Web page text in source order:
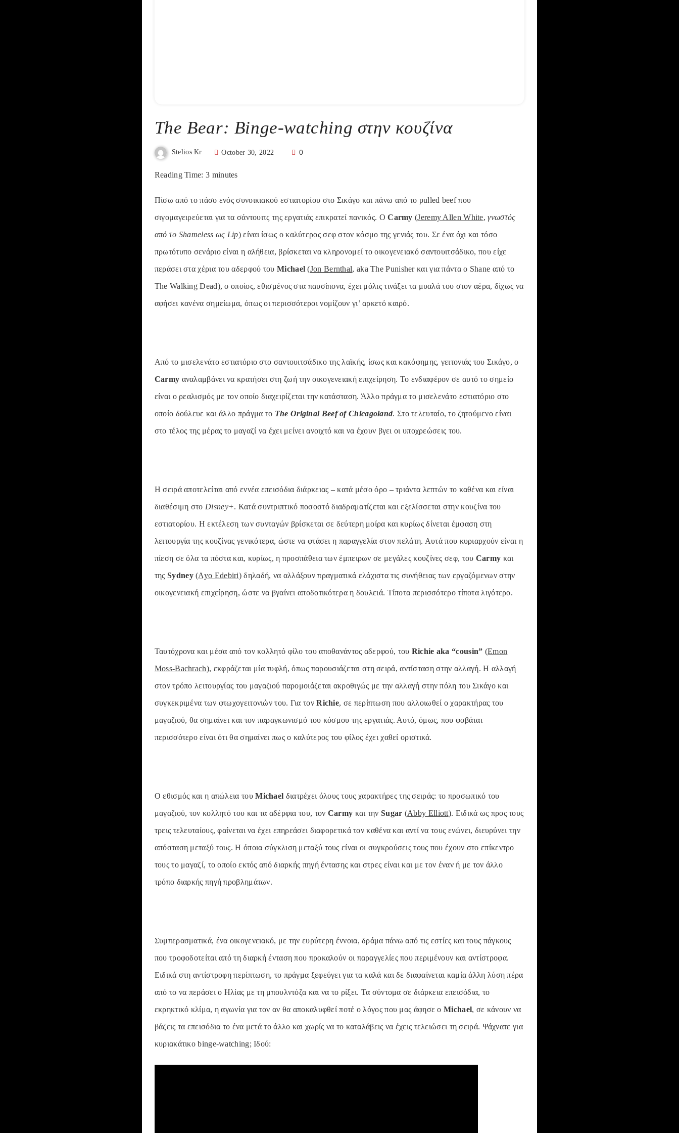
The Bear: Binge-watching στην κουζίνα
Stelios Kr October 30, 2022 0
Reading Time: 3 minutes
Πίσω από το πάσο ενός συνοικιακού εστιατορίου στο Σικάγο και πάνω από το pulled beef που
σιγομαγειρεύεται για τα σάντουιτς της εργατιάς επικρατεί πανικός. ΟCarmy (Jeremy Allen White,γνωστός
από το Shameless ως Lip) είναι ίσως ο καλύτερος σεφ στον κόσμο της γενιάς του. Σε ένα όχι και τόσο
πρωτότυπο σενάριο είναι η αλήθεια, βρίσκεται να κληρονομεί το οικογενειακό σαντουιτσάδικο, που είχε
περάσει στα χέρια του αδερφού του Michael (Jon Bernthal, aka The Punisher και για πάντα ο Shane από το
The Walking Dead), ο οποίος, εθισμένος στα παυσίπονα, έχει μόλις τινάξει τα μυαλά του στον αέρα, δίχως να
αφήσει κανένα σημείωμα, όπως οι περισσότεροι νομίζουν γι’ αρκετό καιρό.
Από το μισελενάτο εστιατόριο στο σαντουιτσάδικο της λαϊκής, ίσως και κακόφημης, γειτονιάς του Σικάγο, ο
Carmy αναλαμβάνει να κρατήσει στη ζωή την οικογενειακή επιχείρηση. Το ενδιαφέρον σε αυτό το σημείο
είναι ο ρεαλισμός με τον οποίο διαχειρίζεται την κατάσταση. Άλλο πράγμα το μισελενάτο εστιατόριο στο
οποίο δούλευε και άλλο πράγμα το The Original Beef of Chicagoland. Στο τελευταίο, το ζητούμενο είναι
στο τέλος της μέρας το μαγαζί να έχει μείνει ανοιχτό και να έχουν βγει οι υποχρεώσεις του.
Η σειρά αποτελείται από εννέα επεισόδια διάρκειας – κατά μέσο όρο – τριάντα λεπτών το καθένα και είναι
διαθέσιμη στο Disney+. Κατά συντριπτικό ποσοστό διαδραματίζεται και εξελίσσεται στην κουζίνα του
εστιατορίου. Η εκτέλεση των συνταγών βρίσκεται σε δεύτερη μοίρα και κυρίως δίνεται έμφαση στη
λειτουργία της κουζίνας γενικότερα, ώστε να φτάσει η παραγγελία στον πελάτη. Αυτά που κυριαρχούν είναι η
πίεση σε όλα τα πόστα και, κυρίως, η προσπάθεια των έμπειρων σε μεγάλες κουζίνες σεφ, του Carmy και
της Sydney(Ayo Edebiri) δηλαδή, να αλλάξουν πραγματικά ελάχιστα τις συνήθειας των εργαζόμενων στην
οικογενειακή επιχείρηση, ώστε να βγαίνει αποδοτικότερα η δουλειά. Τίποτα περισσότερο τίποτα λιγότερο.
Ταυτόχρονα και μέσα από τον κολλητό φίλο του αποθανάντος αδερφού, του Richie aka “cousin” (Emon
Moss-Bachrach), εκφράζεται μία τυφλή, όπως παρουσιάζεται στη σειρά, αντίσταση στην αλλαγή. Η αλλαγή
στον τρόπο λειτουργίας του μαγαζιού παρομοιάζεται ακροθιγώς με την αλλαγή στην πόλη του Σικάγο και
συγκεκριμένα των φτωχογειτονιών του. Για τονRichie, σε περίπτωση που αλλοιωθεί ο χαρακτήρας του
μαγαζιού, θα σημαίνει και τον παραγκωνισμό του κόσμου της εργατιάς. Αυτό, όμως, που φοβάται
περισσότερο είναι ότι θα σημαίνει πως ο καλύτερος του φίλος έχει χαθεί οριστικά.
Ο εθισμός και η απώλεια τουMichael διατρέχει όλους τους χαρακτήρες της σειράς: το προσωπικό του
μαγαζιού, τον κολλητό του και τα αδέρφια του, τον Carmy και την Sugar (Abby Elliott). Ειδικά ως προς τους
τρεις τελευταίους, φαίνεται να έχει επηρεάσει διαφορετικά τον καθένα και αντί να τους ενώνει, διευρύνει την
απόσταση μεταξύ τους. Η όποια σύγκλιση μεταξύ τους είναι οι συγκρούσεις τους που έχουν στο επίκεντρο
τους το μαγαζί, το οποίο εκτός από διαρκής πηγή έντασης και στρες είναι και με τον έναν ή με τον άλλο
τρόπο διαρκής πηγή προβλημάτων.
Συμπερασματικά, ένα οικογενειακό, με την ευρύτερη έννοια, δράμα πάνω από τις εστίες και τους πάγκους
που τροφοδοτείται από τη διαρκή ένταση που προκαλούν οι παραγγελίες που περιμένουν και αντίστροφα.
Ειδικά στη αντίστροφη περίπτωση, το πράγμα ξεφεύγει για τα καλά και δε διαφαίνεται καμία άλλη λύση πέρα
από το να περάσει ο Ηλίας με τη μπουλντόζα και να το ρίξει. Τα σύντομα σε διάρκεια επεισόδια, το
εκρηκτικό κλίμα, η αγωνία για τον αν θα αποκαλυφθεί ποτέ ο λόγος που μας άφησε οMichael, σε κάνουν να
βάζεις τα επεισόδια το ένα μετά το άλλο και χωρίς να το καταλάβεις να έχεις τελειώσει τη σειρά. Ψάχνατε για
κυριακάτικο binge-watching; Ιδού: